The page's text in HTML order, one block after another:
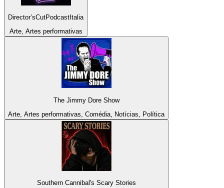
Director’sCutPodcastItalia
Arte, Artes performativas
The Jimmy Dore Show
Arte, Artes performativas, Comédia, Notícias, Política
Southern Cannibal's Scary Stories